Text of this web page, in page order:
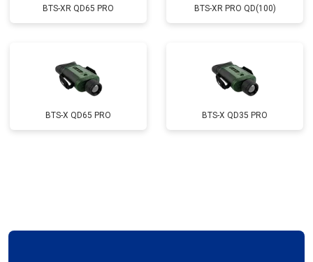
BTS-XR QD65 PRO BTS-XR PRO QD(100)
BTS-X QD65 PRO BTS-X QD35 PRO